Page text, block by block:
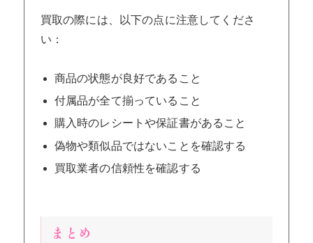
買取の際には、以下の点に注意してくださ
い：
商品の状態が良好であること
付属品が全て揃っていること
購入時のレシートや保証書があること
偽物や類似品ではないことを確認する
買取業者の信頼性を確認する
まとめ